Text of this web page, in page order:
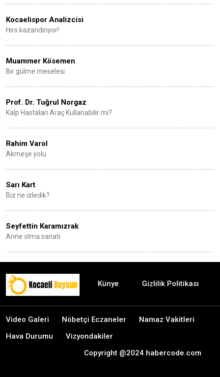
Kocaelispor Analizcisi
Hırs kazandırıyor!
Muammer Kösemen
Bir gülme meselesi
Prof. Dr. Tuğrul Norgaz
Kalp Hastaları Araç Kullanabilir mi?
Rahim Varol
Akmeşe yolu
Sarı Kart
Biz ne izledik?
Seyfettin Karamızrak
Anne olma sanatı
Künye Gizlilik Politikası
Video Galeri Nöbetçi Eczaneler
Namaz Vakitleri
Hava Durumu
Vizyondakiler
Copyright @2024 habercode.com